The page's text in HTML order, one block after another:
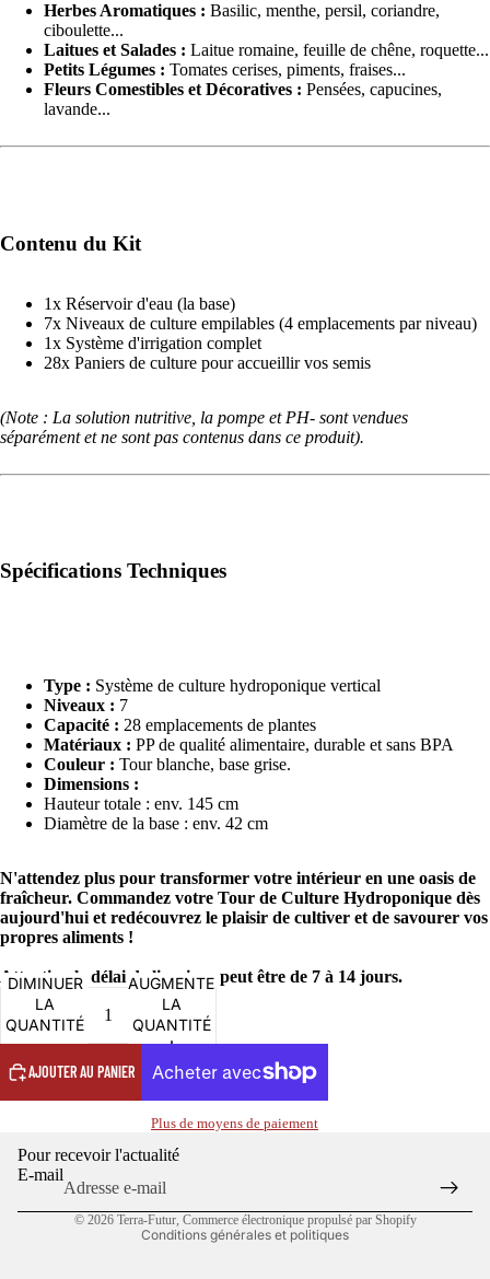
Herbes Aromatiques : Basilic, menthe, persil, coriandre,
ciboulette...
Laitues et Salades : Laitue romaine, feuille de chêne, roquette...
Petits Légumes : Tomates cerises, piments, fraises...
Fleurs Comestibles et Décoratives : Pensées, capucines,
lavande...
Contenu du Kit
1x Réservoir d'eau (la base)
7x Niveaux de culture empilables (4 emplacements par niveau)
1x Système d'irrigation complet
28x Paniers de culture pour accueillir vos semis
(Note : La solution nutritive, la pompe et PH- sont vendues
séparément et ne sont pas contenus dans ce produit).
Spécifications Techniques
Type : Système de culture hydroponique vertical
Niveaux : 7
Capacité : 28 emplacements de plantes
Matériaux : PP de qualité alimentaire, durable et sans BPA
Couleur : Tour blanche, base grise.
Dimensions :
Hauteur totale : env. 145 cm
Diamètre de la base : env. 42 cm
N'attendez plus pour transformer votre intérieur en une oasis de
fraîcheur. Commandez votre Tour de Culture Hydroponique dès
aujourd'hui et redécouvrez le plaisir de cultiver et de savourer vos
propres aliments !
Attention le délai de livraison peut être de 7 à 14 jours.
DIMINUER
LA
QUANTITÉ
AUGMENTER
LA
QUANTITÉ
AJOUTER AU PANIER
Plus de moyens de paiement
Pour recevoir l'actualité
E-mail
© 2026 Terra-Futur, Commerce électronique propulsé par Shopify
Conditions générales et politiques
Politique de confidentialité
Politique de remboursement
Conditions d’utilisation
Politique d’expédition
Conditions générales de vente
Mentions légales